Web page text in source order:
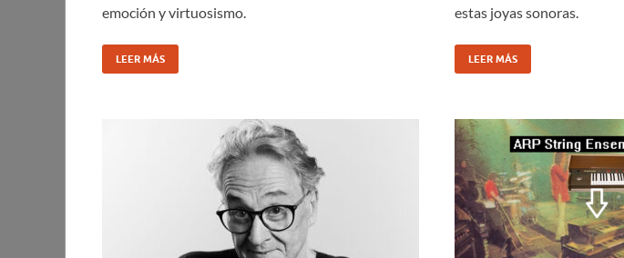
emoción y virtuosismo.
LEER MÁS
estas joyas sonoras.
LEER MÁS